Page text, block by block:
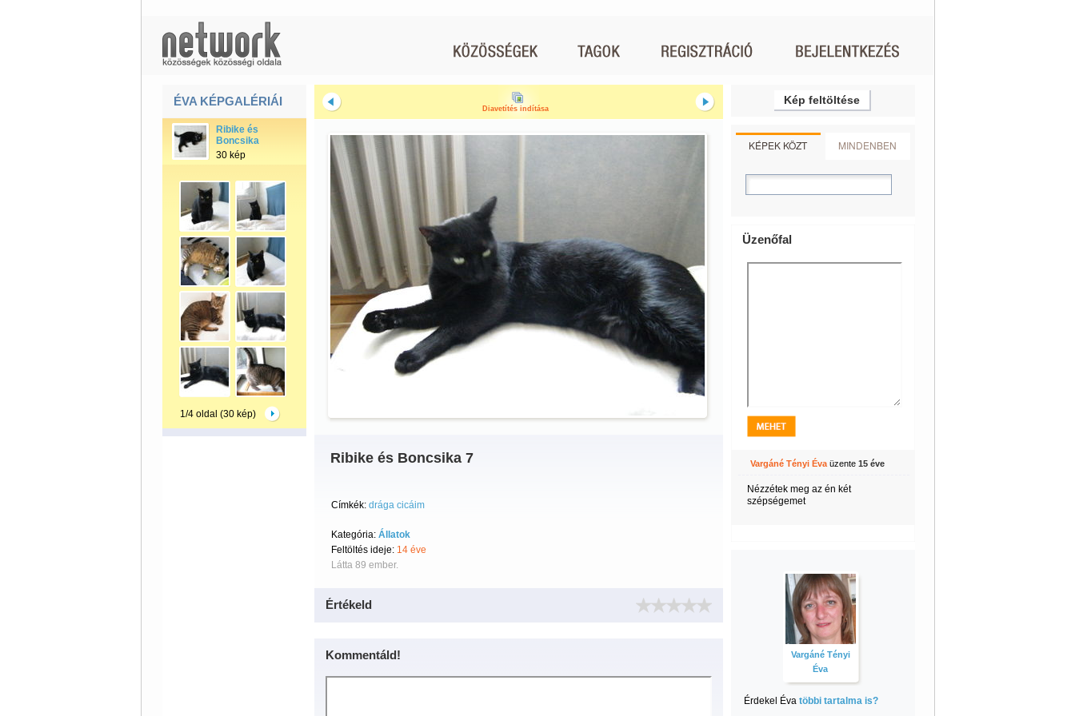
ÉVA KÉPGALÉRIÁI
Ribike és
Boncsika
30 kép
1/4 oldal (30 kép)
Diavetítés indítása
Ribike és Boncsika 7
Címkék: drága cicáim
Kategória: Állatok
Feltöltés ideje: 14 éve
Látta 89 ember.
Értékeld
Kommentáld!
Kép feltöltése
KÉPEK KÖZT MINDENBEN
Üzenőfal
Vargáné Tényi Évaüzente 15 éve
Nézzétek meg az én két
szépségemet
Vargáné Tényi
Éva
Érdekel Éva többi tartalma is?